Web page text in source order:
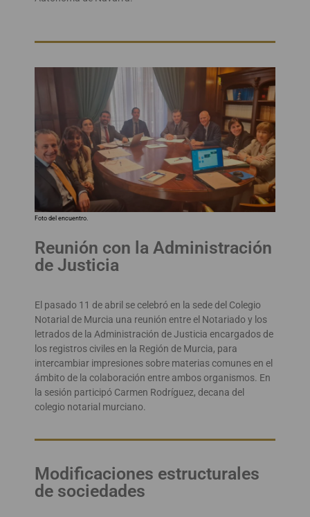
Foto del encuentro.
Reunión con la Administración
de Justicia
El pasado 11 de abril se celebró en la sede del Colegio
Notarial de Murcia una reunión entre el Notariado y los
letrados de la Administración de Justicia encargados de
los registros civiles en la Región de Murcia, para
intercambiar impresiones sobre materias comunes en el
ámbito de la colaboración entre ambos organismos. En
la sesión participó Carmen Rodríguez, decana del
colegio notarial murciano.
Modificaciones estructurales
de sociedades